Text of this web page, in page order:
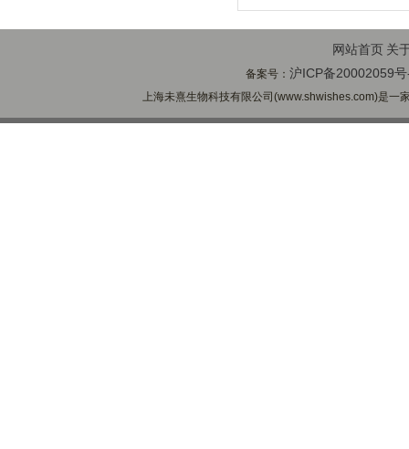
网站首页 关
备案号：沪ICP备20002059
上海未熹生物科技有限公司(www.shwishes.com)是一